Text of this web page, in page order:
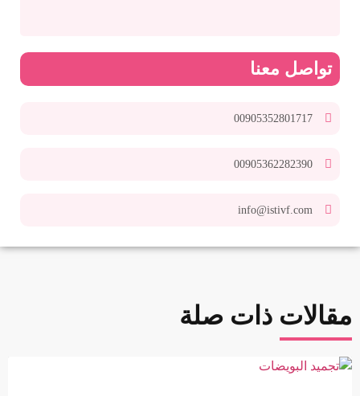
تواصل معنا
00905352801717
00905362282390
info@istivf.com
مقالات ذات صلة